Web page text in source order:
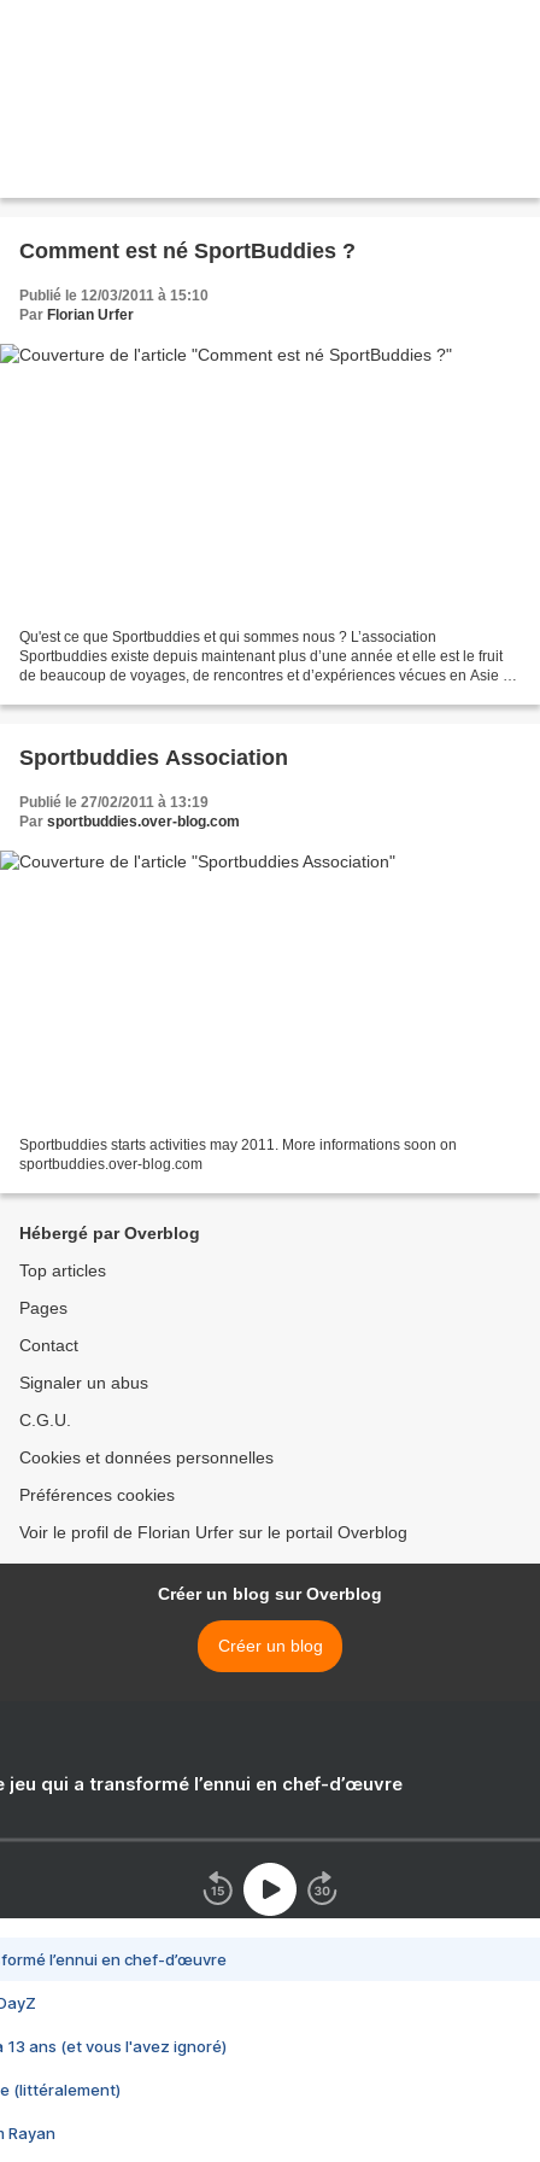
Comment est né SportBuddies ?
Publié le 12/03/2011 à 15:10
Par Florian Urfer
Qu'est ce que Sportbuddies et qui sommes nous ? L’association
Sportbuddies existe depuis maintenant plus d’une année et elle est le fruit
de beaucoup de voyages, de rencontres et d’expériences vécues en Asie du
Sportbuddies Association
Publié le 27/02/2011 à 13:19
Par sportbuddies.over-blog.com
Sportbuddies starts activities may 2011. More informations soon on
sportbuddies.over-blog.com
Hébergé par Overblog
Top articles
Pages
Contact
Signaler un abus
C.G.U.
Cookies et données personnelles
Préférences cookies
Voir le profil de Florian Urfer sur le portail Overblog
Créer un blog sur Overblog
Créer un blog
jeu qui a transformé l’ennui en chef-d’œuvre
l’ennui en chef-d’œuvre
13 ans (et vous l'avez ignoré)
(littéralement)
Rayan